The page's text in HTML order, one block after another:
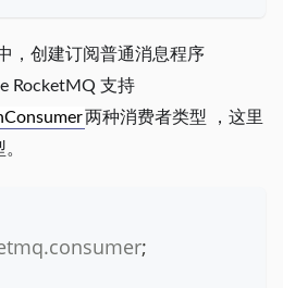
，创建订阅普通消息程序
RocketMQ 支持
两种消费者类型 ，这里
.consumer;